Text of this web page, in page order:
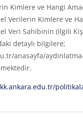
Kimlere ve Hangi
Verilerin Kimlere ve
Veri Sahibinin (İlgili
detaylı bilgilere;
anasayfa/